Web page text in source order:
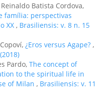
Batista Cordova,
família: perspectivas
XX , Brasiliensis: v. 8 n. 15
¿Eros versus Agape? ,
Pardo, The concept of
to the spiritual life in
of Milan , Brasiliensis: v. 11